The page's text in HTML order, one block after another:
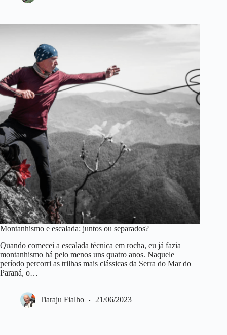
Montanhismo e escalada: juntos ou separados?
Quando comecei a escalada técnica em rocha, eu já fazia
montanhismo há pelo menos uns quatro anos. Naquele
período percorri as trilhas mais clássicas da Serra do Mar do
Paraná, o…
Tiaraju Fialho 21/06/2023